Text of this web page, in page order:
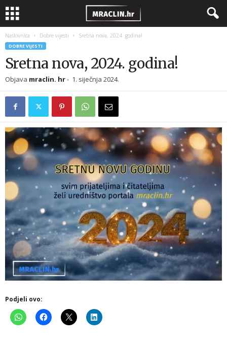
Naslovnica Dobre vijesti Sretna nova, 2024. godina!
DOBRE VIJESTI
Sretna nova, 2024. godina!
Objava mraclin. hr- 1. siječnja 2024.
Podjeli ovo: